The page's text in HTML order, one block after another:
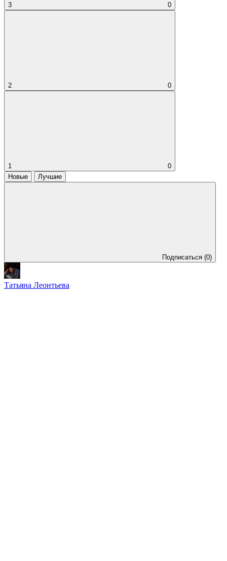
3 0
2 0
1
0
Новые
Лучшие
Подписаться (0)
Татьяна Леонтьева